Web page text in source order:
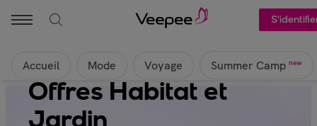
Accueil Mode Voyage Summer Camp new
Offres Habitat et
Jardin